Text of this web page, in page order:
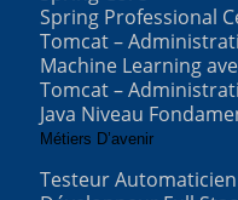
Spring Professional
Tomcat –
Machine Learning
Tomcat –
Java Niveau
Métiers D’avenir
Testeur Automaticien